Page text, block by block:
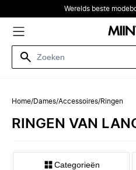
Werelds beste
Home/Dames/Accessoires/Ringen
RINGEN VAN
Categorieën